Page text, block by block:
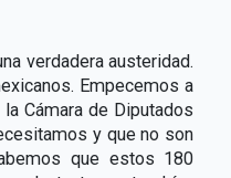
verdadera austeridad.
Empecemos a
Cámara de Diputados
y que no son
que estos 180